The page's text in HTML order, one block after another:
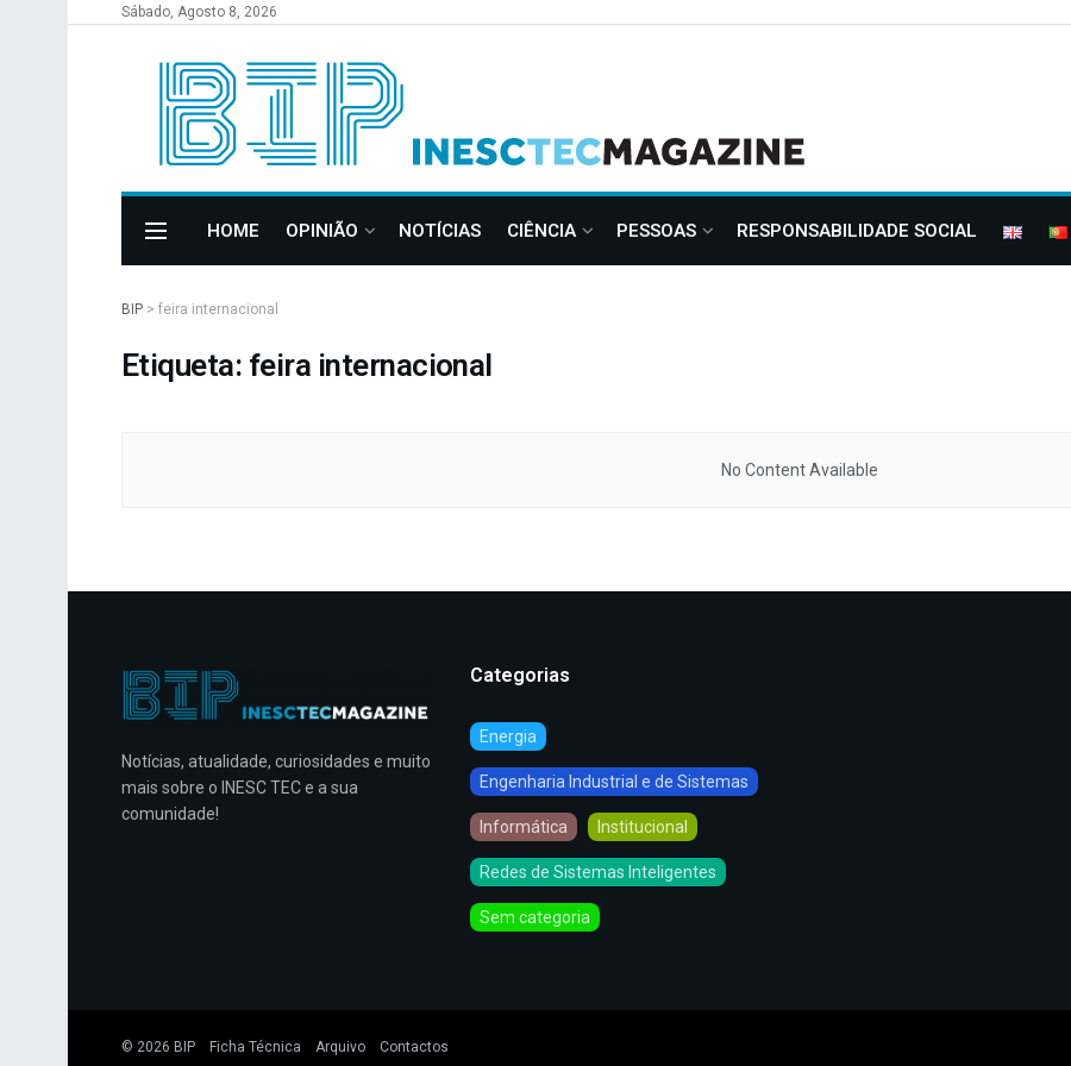
Sábado, Agosto 8, 2026
HOME OPINIÃO NOTÍCIAS CIÊNCIA PESSOAS RESPONSABILIDADE SOCIAL
BIP > feira internacional
Etiqueta: feira internacional
No Content Available
Notícias, atualidade, curiosidades e muito
mais sobre o INESC TEC e a sua
comunidade!
Categorias
Energia
Engenharia Industrial e de Sistemas
Informática Institucional
Redes de Sistemas Inteligentes
Sem categoria
© 2026 BIP Ficha Técnica Arquivo Contactos